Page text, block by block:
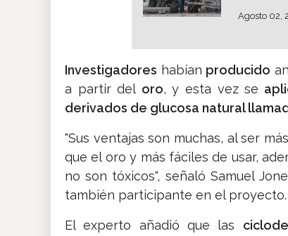
Agosto 02,
Investigadores habían producido
a partir del oro, y esta vez se
derivados de glucosa natural
"Sus ventajas son muchas, al ser
que el oro y más fáciles de usar,
no son tóxicos", señaló Samuel
también participante en el proyecto.
El experto añadió que las